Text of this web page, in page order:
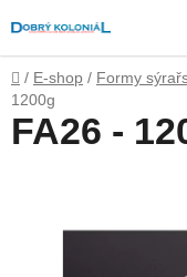
na
obsah
Domů
/ E-shop / Formy
1200g
FA26 -